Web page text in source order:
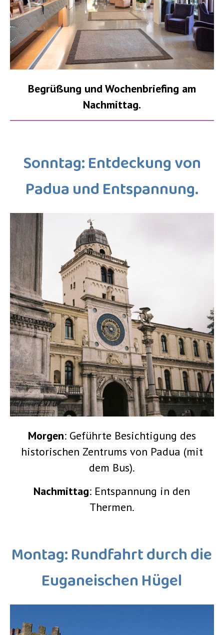
Begrüßung und Wochenbriefing am
Nachmittag.
Sonntag: Entdeckung von
Padua und Entspannung.
Morgen: Geführte Besichtigung des
historischen Zentrums von Padua (mit
dem Bus).
Nachmittag: Entspannung in den
Thermen.
Montag: Rundfahrt durch die
Euganeischen Hügel